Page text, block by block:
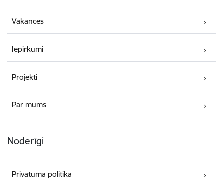
Vakances
Iepirkumi
Projekti
Par mums
Noderīgi
Privātuma politika